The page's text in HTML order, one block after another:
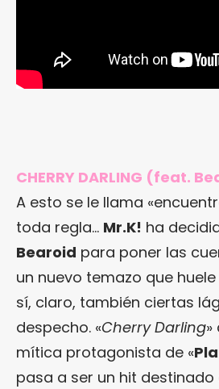
CHERRY DARLING (feat.
A esto se le llama
toda regla… Mr.K! ha
Bearoid para poner las
un nuevo temazo que
sí, claro, también ciertas
despecho. «Cherry Darling
mítica protagonista de «
pasa a ser un hit